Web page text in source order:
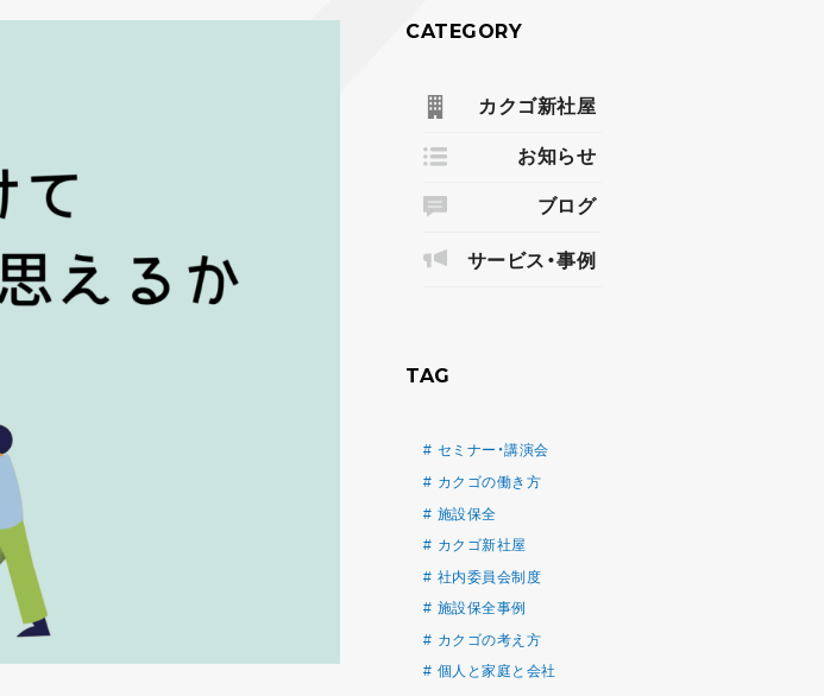
CATEGORY
カクゴ新社屋
お知らせ
ブログ
サービス・事例
TAG
セミナー・講演会
カクゴの働き方
施設保全
カクゴ新社屋
社内委員会制度
施設保全事例
カクゴの考え方
個人と家庭と会社